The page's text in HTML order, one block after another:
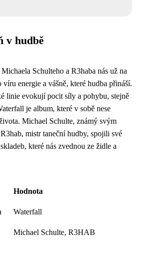
v hudbě
Schulteho a R3haba nás už na
energie a vášně, které hudba přináší.
linie evokují pocit síly a pohybu, stejně
je album, které v sobě nese
Michael Schulte, známý svým
mistr taneční hudby, spojili své
které nás zvednou ze židle a
Hodnota
Waterfall
Michael Schulte, R3HAB